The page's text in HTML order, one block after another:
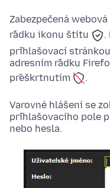
Zabezpečená
řádku ikonu štítu
.
přihlašovací
adresním řádku
přeškrtnutím
.
Varovné hlášení se
přihlašovacího pole
nebo hesla.